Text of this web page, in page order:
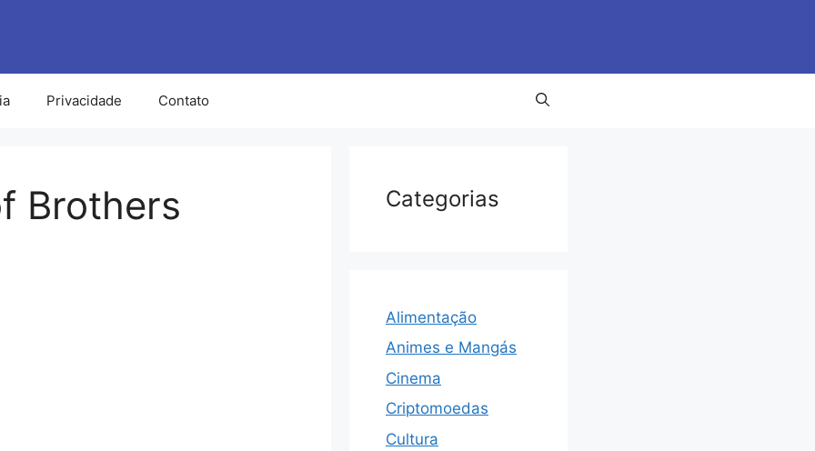
Privacidade Contato
Brothers Categorias
Alimentação
Animes e Mangás
Cinema
Criptomoedas
Cultura